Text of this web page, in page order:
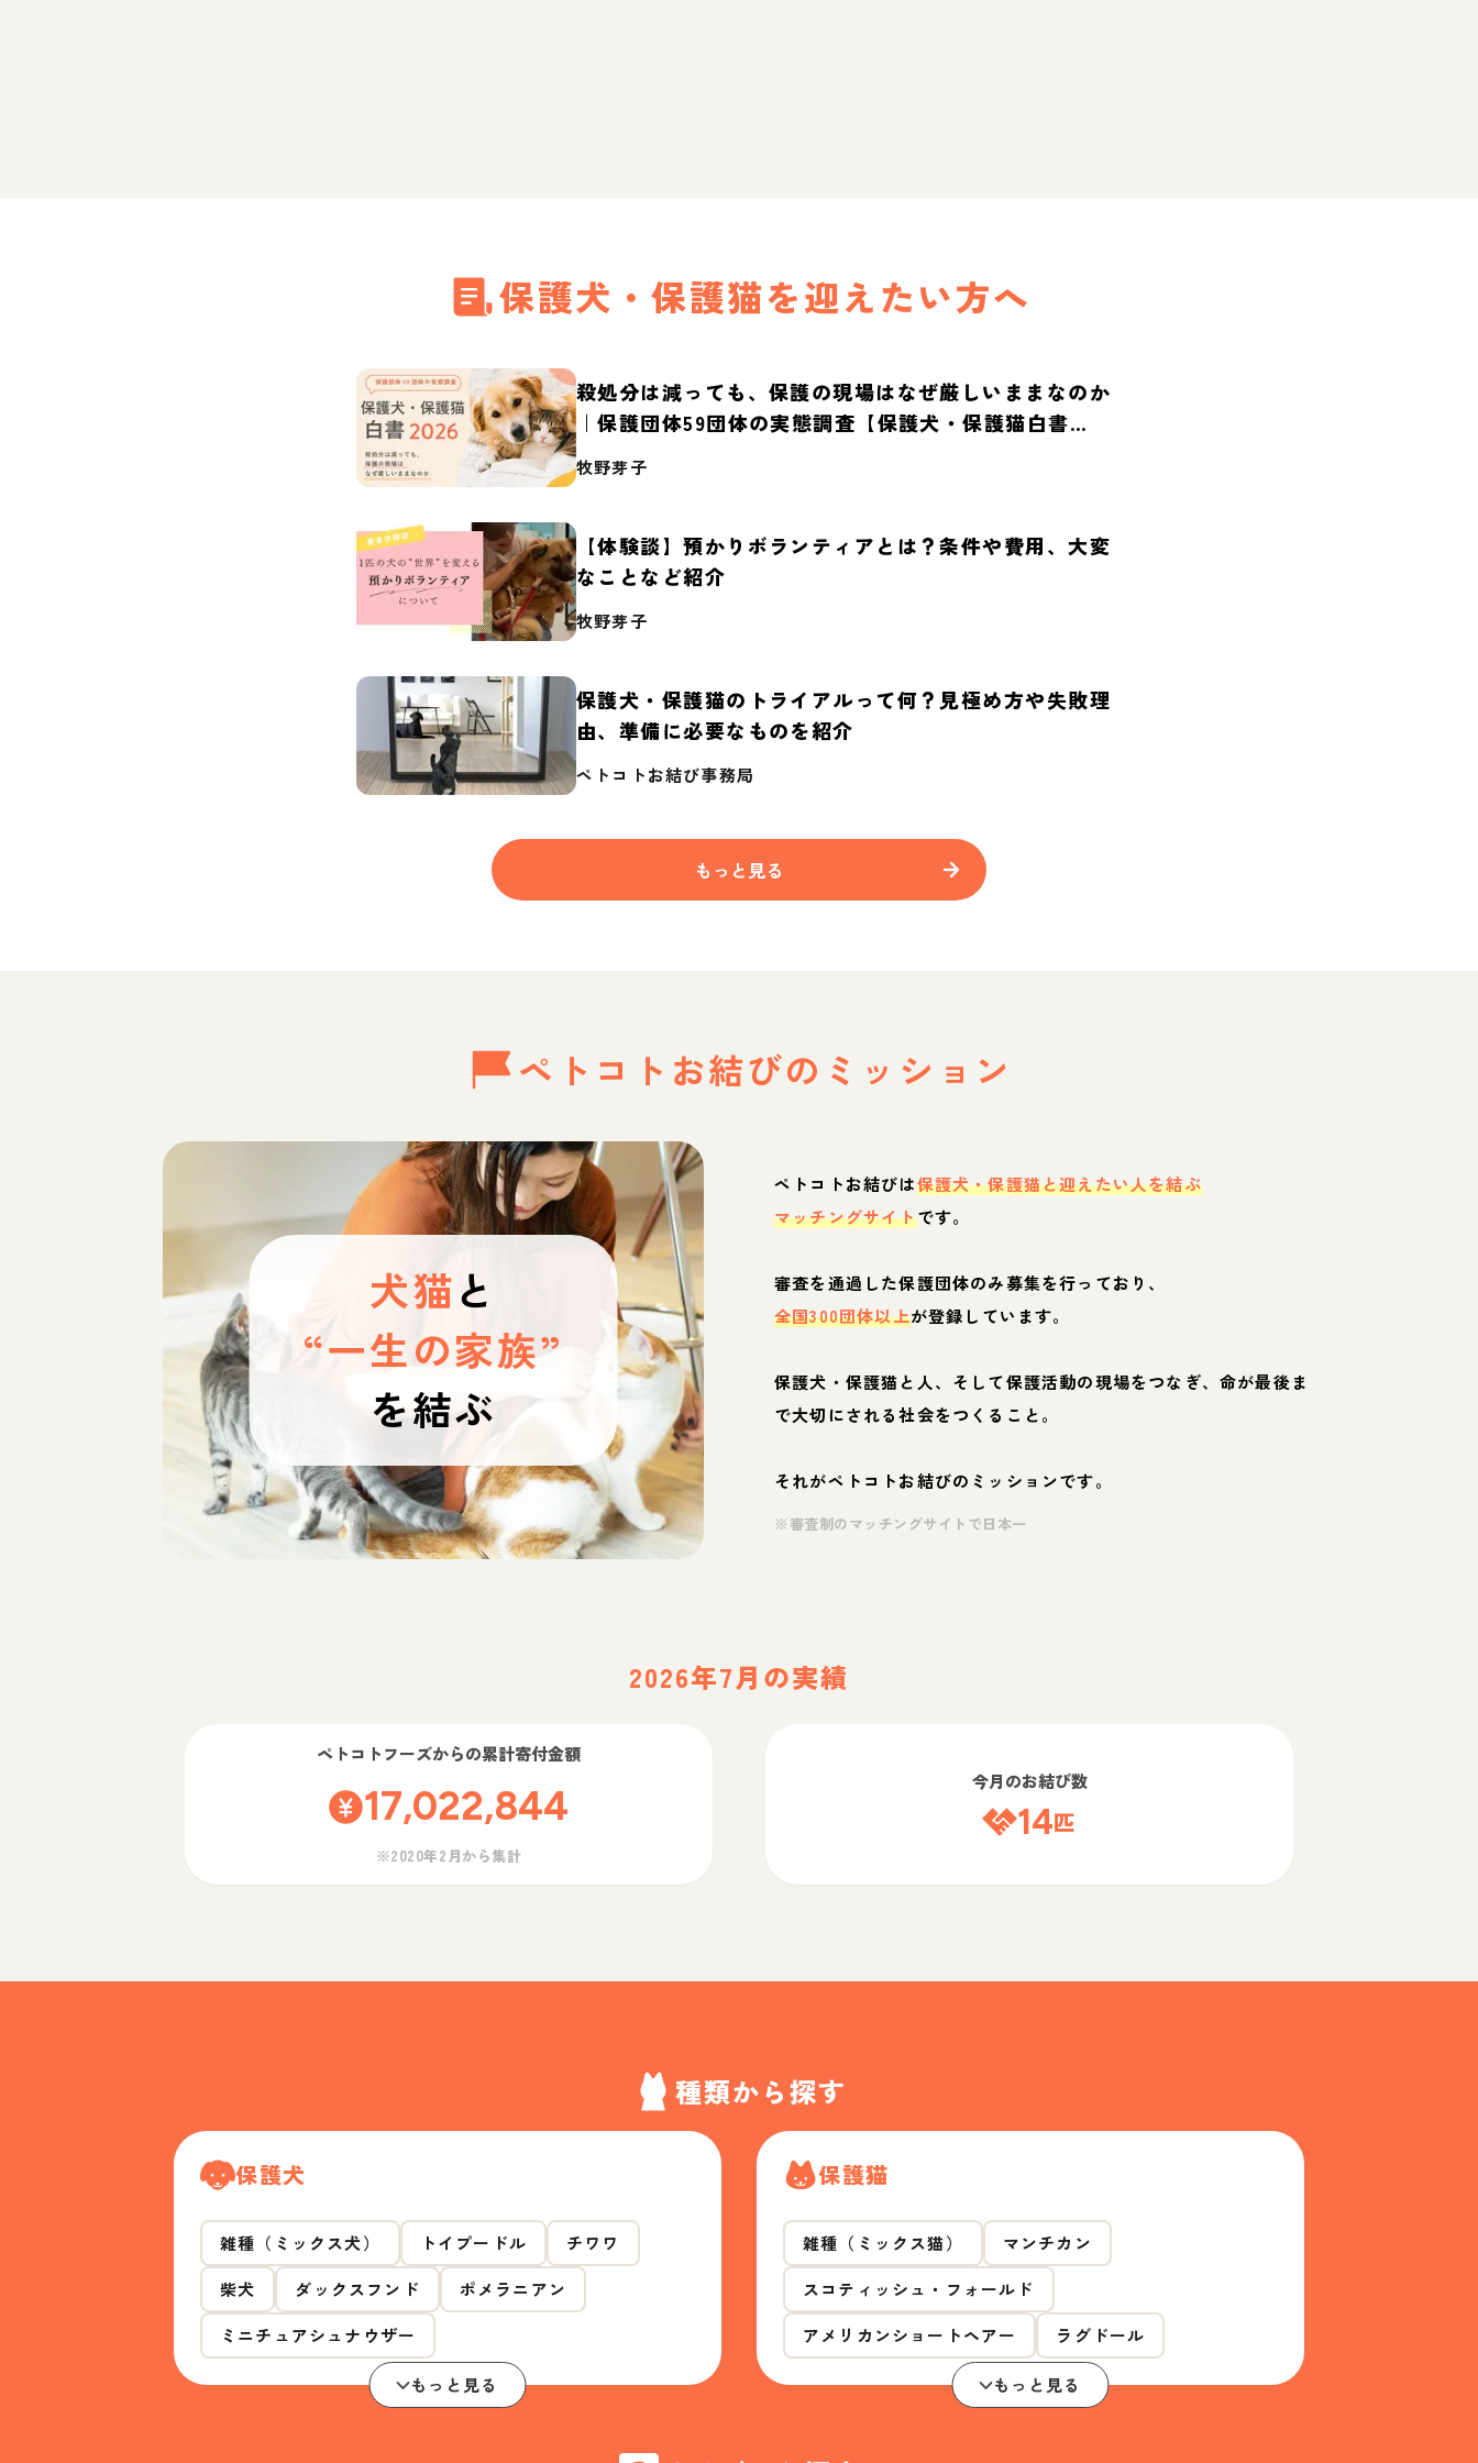
保護犬・保護猫を迎えたい方へ
殺処分は減っても、保護の現場はなぜ厳しいままなのか
｜保護団体59団体の実態調査【保護犬・保護猫白書
2026】
牧野芽子
【体験談】預かりボランティアとは？条件や費用、大変
なことなど紹介
牧野芽子
保護犬・保護猫のトライアルって何？見極め方や失敗理
由、準備に必要なものを紹介
ペトコトお結び事務局
もっと見る
ペトコトお結びの ミッション
犬猫と
“一生の家族”
を結ぶ
ペトコトお結びは保護犬・保護猫と迎えたい人を結ぶ
マッチングサイトです。
審査を通過した保護団体のみ募集を行っており、
全国300団体以上が登録しています。
保護犬・保護猫と人、そして保護活動の現場をつなぎ、命が最後ま
で大切にされる社会をつくること。
それがペトコトお結びのミッションです。
※審査制のマッチングサイトで日本一
2026年7月の実績
ペトコトフーズからの累計寄付金額
17,022,844
※2020年2月から集計
今月のお結び数
14匹
種類から探す
保護犬
雑種（ミックス犬） トイプードル
チワワ
柴犬
ダックスフンド
ポメラニアン
ミニチュアシュナウザー
もっと見る
保護猫
雑種（ミックス猫）
マンチカン
スコティッシュ・フォールド
アメリカンショートヘアー
ラグドール
もっと見る